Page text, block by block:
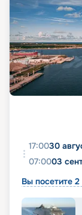
17:0030
07:0003
Вы посетите